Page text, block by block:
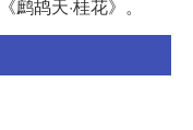
鸪天·桂花》。